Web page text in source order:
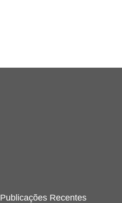
Publicações Recentes